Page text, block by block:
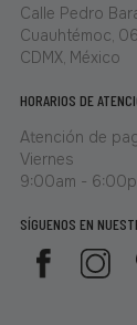
Calle Pedro
Cuauhtémoc,
CDMX, México
HORARIOS DE
Atención de
Viernes
9:00am -
SÍGUENOS EN